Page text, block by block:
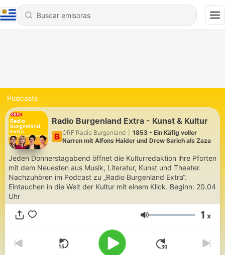
Podcasts
Radio Burgenland Extra - Kunst & Kultur
ORF Radio Burgenland
1853 - Ein Käfig voller
Narren mit Alfons Haider und Drew Sarich als Zaza
Jeden Donnerstagabend öffnet die Kulturredaktion ihre Pforten
mit dem Neuesten aus Musik, Literatur, Kunst und Theater.
Nachzuhören im Podcast zu „Radio Burgenland Extra“.
Eintauchen in die Welt der Kultur mit einem Klick. Beginn: 20.04
Uhr
Volumen 1 x